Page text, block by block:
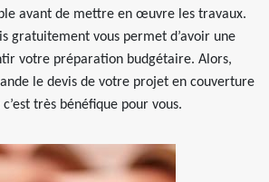
avant de mettre en œuvre les travaux.
gratuitement vous permet d’avoir une
votre préparation budgétaire. Alors,
le devis de votre projet en couverture
très bénéfique pour vous.